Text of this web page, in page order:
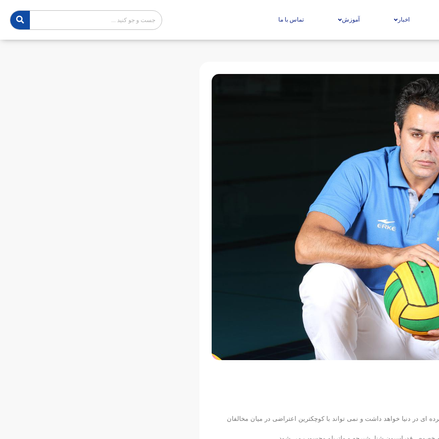
اخبار آموزش تماس با ما
ای در دنیا خواهد داشت و نمی تواند با کوچکترین اعتراضی در میان مخالفان